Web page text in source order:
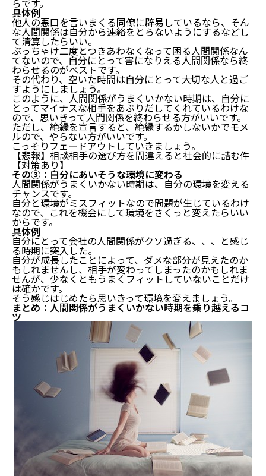
らです。
具体例
他人の悪口を言いまくる同僚に辟易しているなら、そん
な人間関係は自分から連絡をとらないようにするなどし
て清算したらいい。
ぶっちゃけ二度とつきあわなくなって困る人間関係なん
てないので、自分にとって害になりえる人間関係なら終
わらせるのがベストです。
その代わり、空いた時間は自分にとって大切な人と過ご
すようにしましょう。
このように、人間関係がうまくいかない時期は、自分に
とってマイナスな相手をあぶりだしてくれているわけな
ので、思いきって人間関係を終わらせる方がいいです。
ただし、絶縁を宣言すると、絶縁するかしないかでモメ
ルので、やらない方がいいです。
こっそりフェードアウトしていきましょう。
【悲報】相談相手の選び方を間違えると社会的に詰む件
【対策あり】
その③：自分にあいそうな環境に変わる
人間関係がうまくいかない時期は、自分の環境を変える
チャンスです。
自分と環境がミスフィットなので問題が生じているわけ
なので、これを機会にして環境をさくっと変えたらいい
からです。
具体例
自分にとって会社の人間関係がクソ過ぎる、、、と感じ
る時期に突入した。
自分が成長したことによって、ダメな部分が見えたのか
もしれませんし、相手が変わってしまったのかもしれま
せんが、少なくともうまくフィットしていないことだけ
は確かです。
そう感じはじめたら思いきって環境を変えましょう。
まとめ：人間関係がうまくいかない時期を乗り越えるコ
ツ
人間関係がうまくいかない時期を乗り越えるコツ
その①：メンタルをコントロールする
その②：自ら面倒な人間関係を作らない
その③：自分と他人の課題を切り分ける
人間関係がうまくいかない時期はチャンスでもある
その①：自分の行動パターンを変える
その②：うまくいかない人間関係を精算する
その③：自分にあいそうな環境に変わる
まとめ：人間関係がうまくいかない時期を乗り越える
コツ